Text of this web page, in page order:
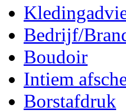
Bedrijf/
Boudoir
Intiem
Borstafdruk